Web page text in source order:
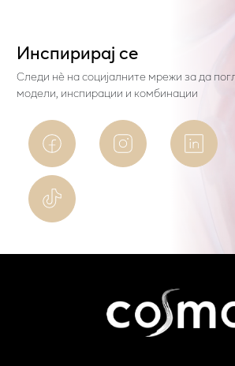
Инспирирај се
Следи нѐ на социјалните мрежи за да
модели, инспирации и комбинации